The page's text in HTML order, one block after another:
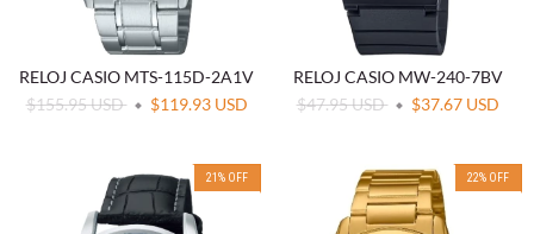
RELOJ CASIO MTS-115D-2A1V
$155.95 USD
$119.93 USD
RELOJ CASIO MW-240-7BV
$47.95 USD
$37.67 USD
21 % OFF 22% OFF